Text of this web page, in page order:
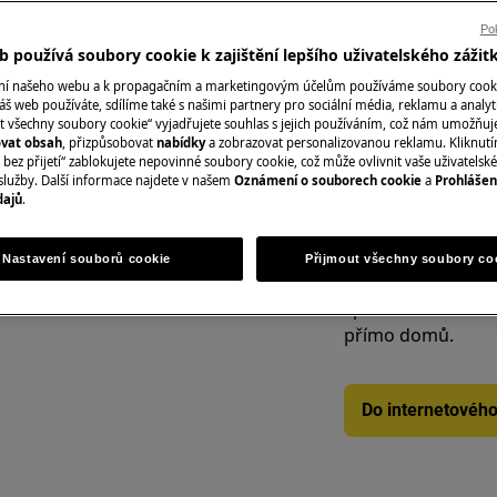
bezpečnostními informacemi
a odpojte síťovou zástrčku
varné desky,
digestoře, trouby
Rezervovat
Náhradní díly a
Vyhledejte si
spotřebič v
přímo domů.
Do
používá soubory cookie k zajištění lepšího uživatelského
našeho webu a k propagačním a marketingovým účelům používáme soubory
web používáte, sdílíme také s našimi partnery pro sociální média, reklamu a
všechny soubory cookie“ vyjadřujete souhlas s jejich používáním, což nám
obsah, přizpůsobovat nabídkya zobrazovat personalizovanou reklamu.
bez přijetí“ zablokujete nepovinné soubory cookie, což může ovlivnit vaše
Další informace najdete v našem Oznámení o souborech cookie a
.
Nastavení souborů cookie Přijmout všechny soubory